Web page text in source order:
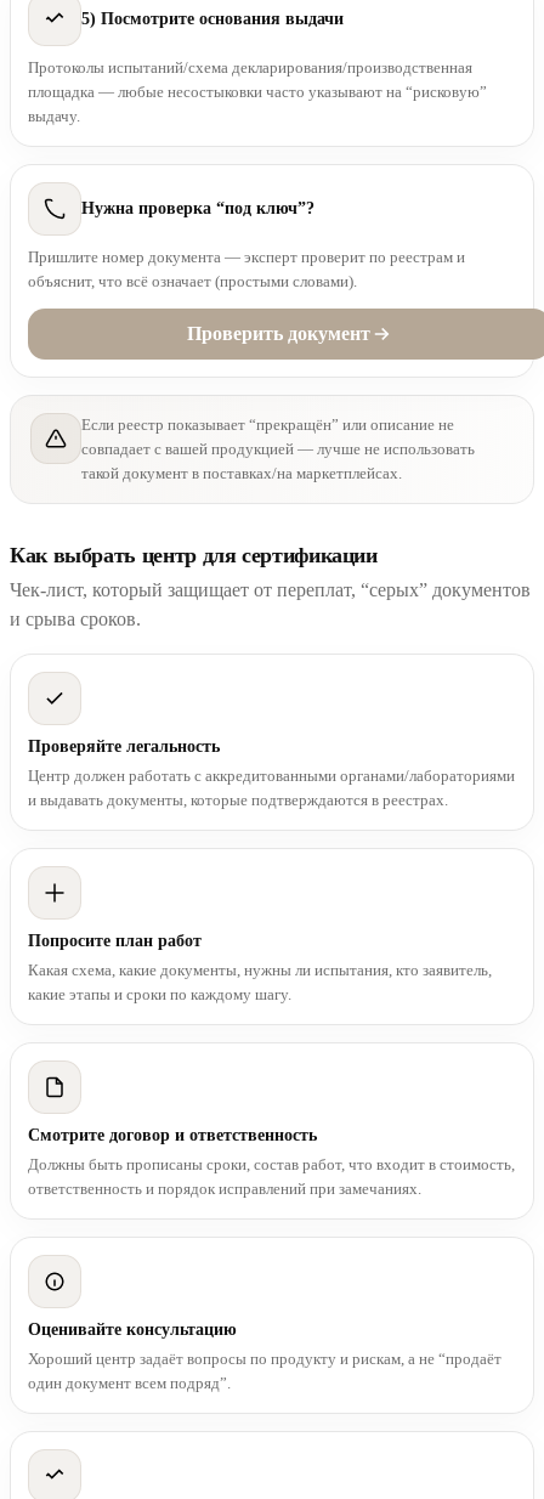
5) Посмотрите основания выдачи
Протоколы испытаний/схема декларирования/производственная
площадка — любые несостыковки часто указывают на “рисковую”
выдачу.
Нужна проверка “под ключ”?
Пришлите номер документа — эксперт проверит по реестрам и
объяснит, что всё означает (простыми словами).
Проверить документ
Если реестр показывает “прекращён” или описание не
совпадает с вашей продукцией — лучше не использовать
такой документ в поставках/на маркетплейсах.
Как выбрать центр для сертификации
Чек-лист, который защищает от переплат, “серых” документов
и срыва сроков.
Проверяйте легальность
Центр должен работать с аккредитованными органами/лабораториями
и выдавать документы, которые подтверждаются в реестрах.
Попросите план работ
Какая схема, какие документы, нужны ли испытания, кто заявитель,
какие этапы и сроки по каждому шагу.
Смотрите договор и ответственность
Должны быть прописаны сроки, состав работ, что входит в стоимость,
ответственность и порядок исправлений при замечаниях.
Оценивайте консультацию
Хороший центр задаёт вопросы по продукту и рискам, а не “продаёт
один документ всем подряд”.